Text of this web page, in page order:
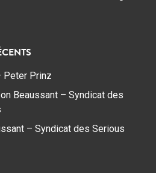
Peter Prinz
Beaussant – Syndicat des
– Syndicat des Serious